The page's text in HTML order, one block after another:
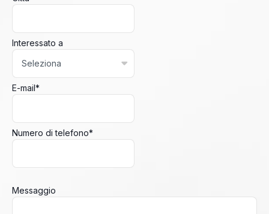
Interessato a
E-mail*
Numero di telefono*
Messaggio